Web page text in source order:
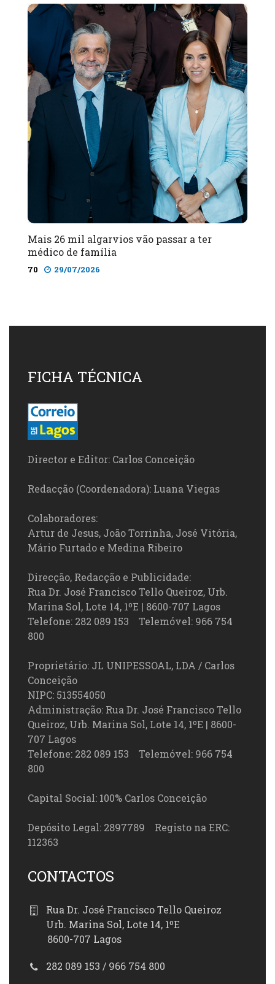
Mais 26 mil algarvios vão passar a ter
médico de família
70 29/07/2026
FICHA TÉCNICA
Director e Editor: Carlos Conceição
Redacção (Coordenadora): Luana Viegas
Colaboradores:
Artur de Jesus, João Torrinha, José Vitória,
Mário Furtado e Medina Ribeiro
Direcção, Redacção e Publicidade:
Rua Dr. José Francisco Tello Queiroz, Urb.
Marina Sol, Lote 14, 1ºE | 8600-707 Lagos
Telefone: 282 089 153 Telemóvel: 966 754
800
Proprietário: JL UNIPESSOAL, LDA / Carlos
Conceição
NIPC: 513554050
Administração: Rua Dr. José Francisco Tello
Queiroz, Urb. Marina Sol, Lote 14, 1ºE | 8600-
707 Lagos
Telefone: 282 089 153 Telemóvel: 966 754
800
Capital Social: 100% Carlos Conceição
Depósito Legal: 2897789 Registo na ERC:
112363
CONTACTOS
Rua Dr. José Francisco Tello Queiroz
Urb. Marina Sol, Lote 14, 1ºE
8600-707 Lagos
282 089 153 / 966 754 800